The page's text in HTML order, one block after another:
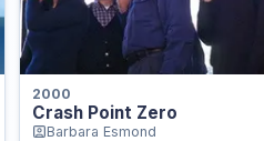
2000
Crash Point Zero
Barbara Esmond